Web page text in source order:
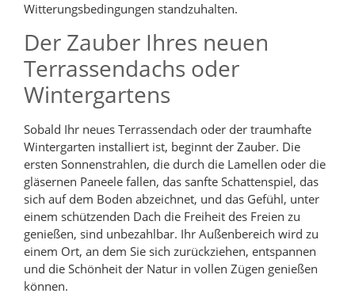
Witterungsbedingungen standzuhalten.
Der Zauber Ihres neuen
Terrassendachs oder
Wintergartens
Sobald Ihr neues Terrassendach oder der traumhafte
Wintergarten installiert ist, beginnt der Zauber. Die
ersten Sonnenstrahlen, die durch die Lamellen oder die
gläsernen Paneele fallen, das sanfte Schattenspiel, das
sich auf dem Boden abzeichnet, und das Gefühl, unter
einem schützenden Dach die Freiheit des Freien zu
genießen, sind unbezahlbar. Ihr Außenbereich wird zu
einem Ort, an dem Sie sich zurückziehen, entspannen
und die Schönheit der Natur in vollen Zügen genießen
können.